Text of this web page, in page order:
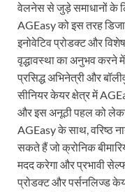
वेलनेस से जुड़े समाधानों के
AGEasy को इस तरह
इनोवेटिव प्रोडक्ट और
वृद्धावस्था का अनुभव करने
प्रसिद्ध अभिनेत्री और
सीनियर केयर क्षेत्र में
और इस अनूठी पहल को लेकर
AGEasy के साथ, वरिष्ठ
सकते हैं जो क्रोनिक
मदद करेगा और प्रभावी
प्रोडक्ट और पर्सनलिज्ड